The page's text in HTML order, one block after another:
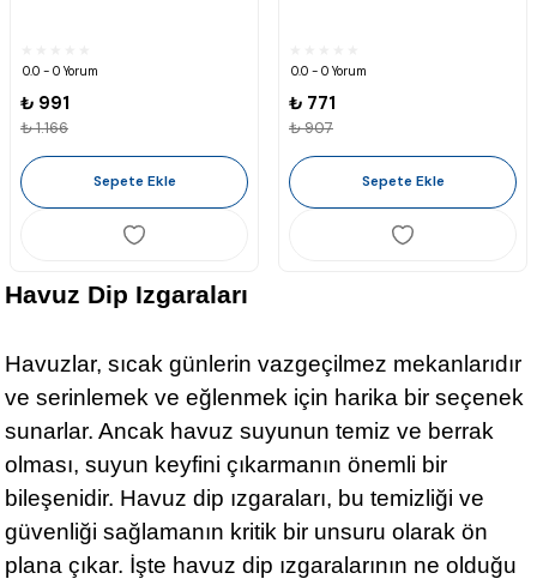
0.0 - 0 Yorum
₺ 991
₺ 1.166
Sepete Ekle
0.0 - 0 Yorum
₺ 771
₺ 907
Sepete Ekle
Havuz Dip Izgaraları
Havuzlar, sıcak günlerin vazgeçilmez mekanlarıdır
ve serinlemek ve eğlenmek için harika bir seçenek
sunarlar. Ancak havuz suyunun temiz ve berrak
olması, suyun keyfini çıkarmanın önemli bir
bileşenidir. Havuz dip ızgaraları, bu temizliği ve
güvenliği sağlamanın kritik bir unsuru olarak ön
plana çıkar. İşte havuz dip ızgaralarının ne olduğu